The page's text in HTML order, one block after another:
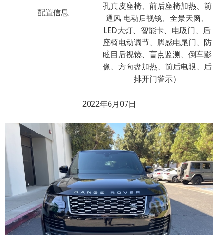
配置信息
孔真皮座椅、前后座椅加热、前
通风 电动后视镜、全景天窗、
LED大灯、智能卡、电吸门、后
座椅电动调节、脚感电尾门、防
眩目后视镜、盲点监测、倒车影
像、方向盘加热、前后电眼、后
排开门警示）
2022年6月07日